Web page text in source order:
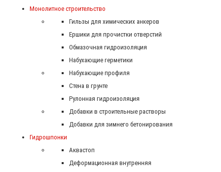
Монолитное строительство
Гильзы для химических анкеров
Ершики для прочистки отверстий
Обмазочная гидроизоляция
Набухающие герметики
Набухающие профиля
Стена в грунте
Рулонная гидроизоляция
Добавки в строительные растворы
Добавки для зимнего бетонирования
Гидрошпонки
Аквастоп
Деформационная внутренняя